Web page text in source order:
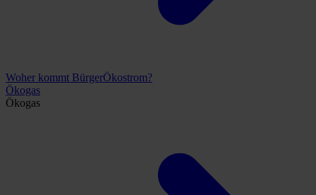
Woher kommt BürgerÖkostrom?
Ökogas
Ökogas